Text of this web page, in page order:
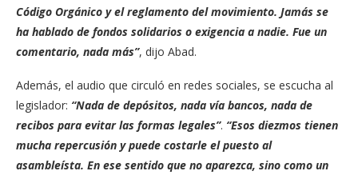
Código Orgánico y el reglamento del movimiento. Jamás se
ha hablado de fondos solidarios o exigencia a nadie. Fue un
comentario, nada más”, dijo Abad.
Además, el audio que circuló en redes sociales, se escucha al
legislador: “Nada de depósitos, nada vía bancos, nada de
recibos para evitar las formas legales”. “Esos diezmos tienen
mucha repercusión y puede costarle el puesto al
asambleísta. En ese sentido que no aparezca, sino como un